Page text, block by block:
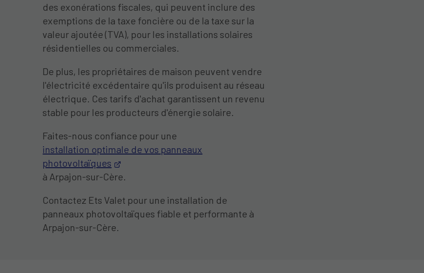
des exonérations fiscales, qui peuvent inclure des
exemptions de la taxe foncière ou de la taxe sur la
valeur ajoutée (TVA), pour les installations solaires
résidentielles ou commerciales.
De plus, les propriétaires de maison peuvent vendre
l'électricité excédentaire qu'ils produisent au réseau
électrique. Ces tarifs d'achat garantissent un revenu
stable pour les producteurs d'énergie solaire.
Faites-nous confiance pour une
installation optimale de vos panneaux
photovoltaïques
à Arpajon-sur-Cère.
Contactez Ets Valet pour une installation de
panneaux photovoltaïques fiable et performante à
Arpajon-sur-Cère.